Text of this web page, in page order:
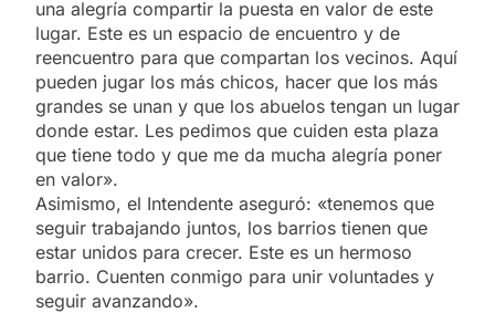
una alegría compartir la puesta en valor de este
lugar. Este es un espacio de encuentro y de
reencuentro para que compartan los vecinos. Aquí
pueden jugar los más chicos, hacer que los más
grandes se unan y que los abuelos tengan un lugar
donde estar. Les pedimos que cuiden esta plaza
que tiene todo y que me da mucha alegría poner
en valor».
Asimismo, el Intendente aseguró: «tenemos que
seguir trabajando juntos, los barrios tienen que
estar unidos para crecer. Este es un hermoso
barrio. Cuenten conmigo para unir voluntades y
seguir avanzando».